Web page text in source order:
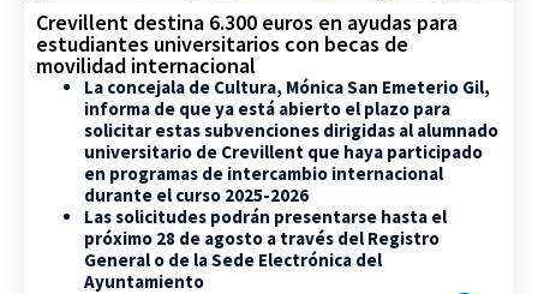
Crevillent destina 6.300 euros en ayudas para
estudiantes universitarios con becas de
movilidad internacional
La concejala de Cultura, Mónica San Emeterio Gil,
informa de que ya está abierto el plazo para
solicitar estas subvenciones dirigidas al alumnado
universitario de Crevillent que haya participado
en programas de intercambio internacional
durante el curso 2025-2026
Las solicitudes podrán presentarse hasta el
próximo 28 de agosto a través del Registro
General o de la Sede Electrónica del
Ayuntamiento